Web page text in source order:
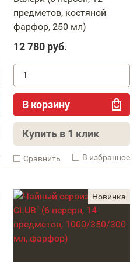
предметов, костяной
фарфор, 250 мл)
12 780 руб.
В корзину
Купить в 1 клик
Cравнить В избранное